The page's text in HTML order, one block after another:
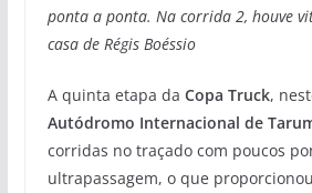
ponta a ponta. Na corrida 2, houve
casa de Régis Boéssio
A quinta etapa da Copa Truck,
Autódromo Internacional de
corridas no traçado com poucos
ultrapassagem, o que